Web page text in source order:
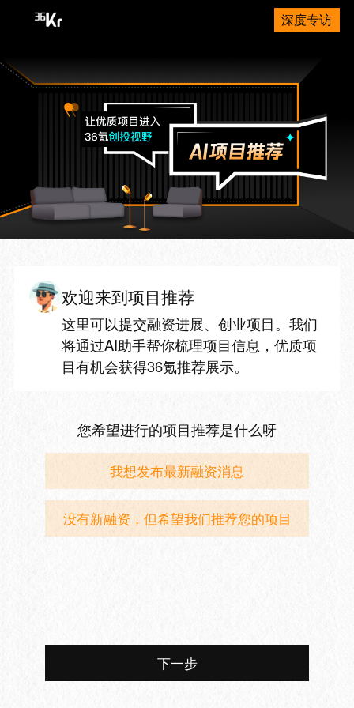
深度专访
欢迎来到项目推荐
这里可以提交融资进展、创业项目。我们
将通过AI助手帮你梳理项目信息，优质项
目有机会获得36氪推荐展示。
您希望进行的项目推荐是什么呀
我想发布最新融资消息
没有新融资，但希望我们推荐您的项目
下一步